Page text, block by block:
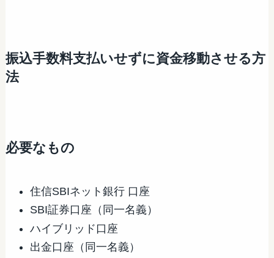
振込手数料支払いせずに資金移動させる方
法
必要なもの
住信SBIネット銀行 口座
SBI証券口座（同一名義）
ハイブリッド口座
出金口座（同一名義）